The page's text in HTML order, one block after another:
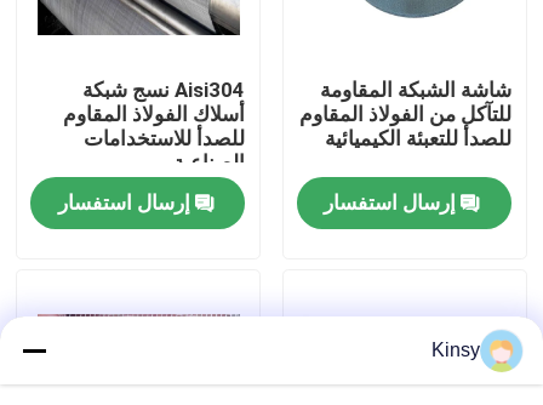
جولة في المصنع
مراقبة الجودة
القضايا
شاشة شبكة الأسلاك المنسوجة
شاشة الشبكة المقاومة
للتآكل من الفولاذ المقاوم
للصدأ للتعبئة الكيميائية
إرسال استفسار
Aisi304 نسج شبكة
أسلاك الفولاذ المقاوم
للصدأ للاستخدامات
الصناعية
إرسال استفسار
Kinsy